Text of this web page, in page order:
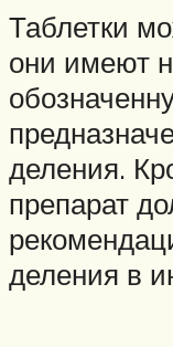
Таблетки
они имеют
деления.
препарат
деления в